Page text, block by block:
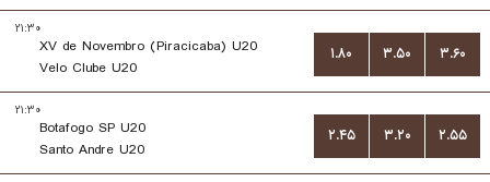
۲۱:۳۰
XV de Novembro (Piracicaba) U20
Velo Clube U20
۱.۸۰ ۳.۵۰ ۳.۶۰
۲۱:۳۰
Botafogo SP U20
Santo Andre U20
۲.۴۵ ۳.۲۰ ۲.۵۵